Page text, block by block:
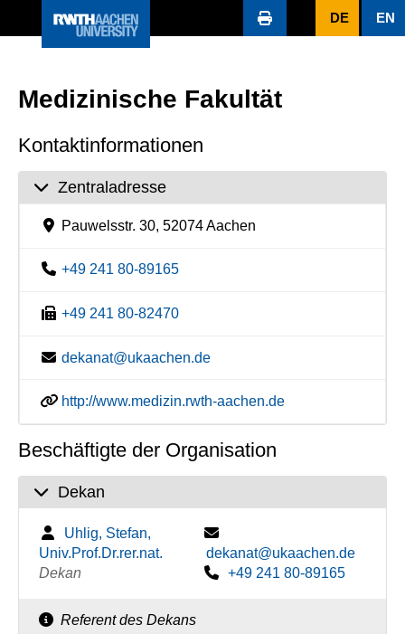
DE EN
Medizinische Fakultät
Kontaktinformationen
Zentraladresse
Pauwelsstr. 30, 52074 Aachen
+49 241 80-89165
+49 241 80-82470
dekanat@ukaachen.de
http://www.medizin.rwth-aachen.de
Beschäftigte der Organisation
Dekan
Uhlig, Stefan,
Univ.Prof.Dr.rer.nat.
Dekan
dekanat@ukaachen.de
+49 241 80-89165
Referent des Dekans